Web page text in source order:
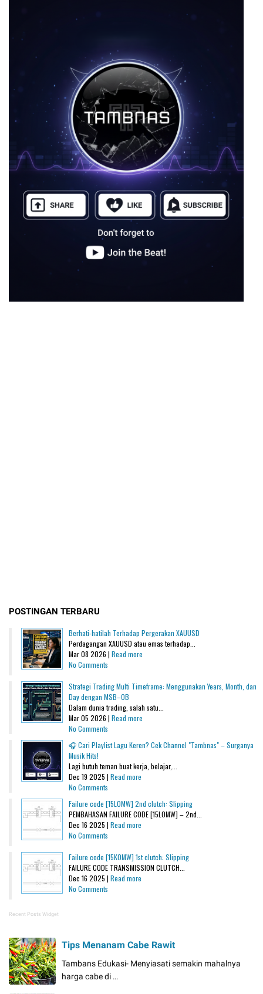
POSTINGAN TERBARU
Berhati-hatilah Terhadap Pergerakan XAUUSD
Perdagangan XAUUSD atau emas terhadap...
Mar 08 2026 | Read more
No Comments
Strategi Trading Multi Timeframe: Menggunakan Years, Month, dan
Day dengan MSB–OB
Dalam dunia trading, salah satu...
Mar 05 2026 | Read more
No Comments
🎧 Cari Playlist Lagu Keren? Cek Channel "Tambnas" – Surganya
Musik Hits!
Lagi butuh teman buat kerja, belajar,...
Dec 19 2025 | Read more
No Comments
Failure code [15L0MW] 2nd clutch: Slipping
PEMBAHASAN FAILURE CODE [15L0MW] – 2nd...
Dec 16 2025 | Read more
No Comments
Failure code [15K0MW] 1st clutch: Slipping
FAILURE CODE TRANSMISSION CLUTCH...
Dec 16 2025 | Read more
No Comments
Recent Posts Widget
Tips Menanam Cabe Rawit
Tambans Edukasi- Menyiasati semakin mahalnya
harga cabe di …